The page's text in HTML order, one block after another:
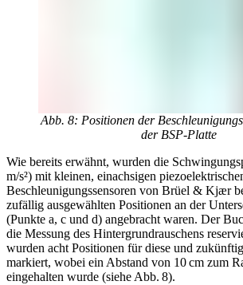
Abb. 8: Positionen der
der BSP-Platte
Wie bereits erwähnt, wurden die
m/s²) mit kleinen, einachsigen
Beschleunigungssensoren von Brüel & Kjær
zufällig ausgewählten Positionen an der
(Punkte a, c und d) angebracht waren. Der
die Messung des Hintergrundrauschens
wurden acht Positionen für diese und
markiert, wobei ein Abstand von 10 cm zum
eingehalten wurde (siehe Abb. 8).